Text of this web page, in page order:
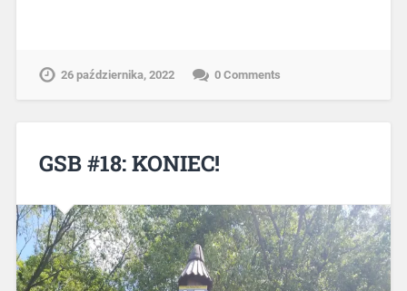
26 października, 2022 0 Comments
GSB #18: KONIEC!